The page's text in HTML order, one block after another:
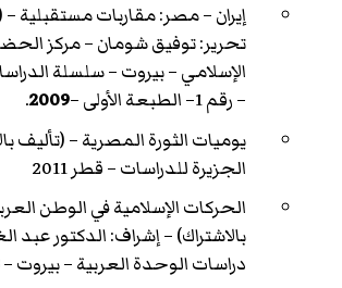
إيران – مصر: مقاربات مستقبلية –
تحرير: توفيق شومان – مركز
الإسلامي – بيروت – سلسلة
– رقم 1– الطبعة الأولى –
2009
.
يوميات الثورة المصرية – (تأليف
الجزيرة للدراسات – قطر 2011
الحركات الإسلامية في الوطن
بالاشتراك) – إشراف: الدكتور عبد
دراسات الوحدة العربية – بيروت –